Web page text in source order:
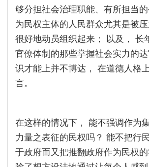
够分担社会治理职能、有所担当
为民权主体的人民群众尤其是被
很好地动员组织起来； 以及， 长
官僚体制的那些掌握社会实力的
识才能上并不博达， 在道德人格
言。
在这样的情况下， 能不强调作为
力量之表征的民权吗？ 能不把行
于政府而又把推翻政府作为民权